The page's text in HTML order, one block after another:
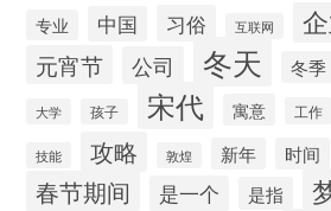
专业 中国 习俗 互联网
元宵节 公司 冬天 冬季
大学 孩子 宋代 寓意 工作
技能 攻略 敦煌 新年 时间
春节期间 是一个 是指